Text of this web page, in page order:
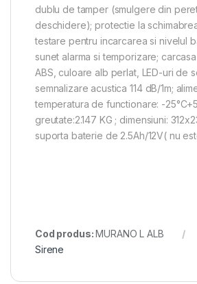
dublu de tamper (smulgere din
deschidere); protectie la
testare pentru incarcarea si nivelul
sunet alarma si temporizare;
ABS, culoare alb perlat, LED-uri de
semnalizare acustica 114 dB/1m;
temperatura de functionare: -
greutate:2.147 KG ; dimensiuni:
suporta baterie de 2.5Ah/12V( nu
Cod produs:MURANO L ALB
Sirene